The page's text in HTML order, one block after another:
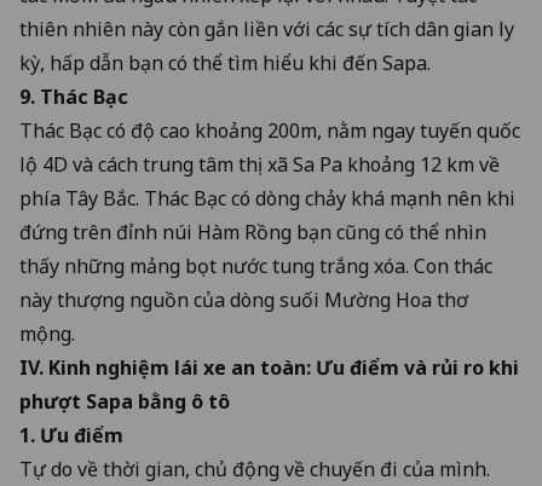
thiên nhiên này còn gắn liền với các sự tích dân gian ly
kỳ, hấp dẫn bạn có thể tìm hiểu khi đến Sapa.
9. Thác Bạc
Thác Bạc có độ cao khoảng 200m, nằm ngay tuyến quốc
lộ 4D và cách trung tâm thị xã Sa Pa khoảng 12 km về
phía Tây Bắc. Thác Bạc có dòng chảy khá mạnh nên khi
đứng trên đỉnh núi Hàm Rồng bạn cũng có thể nhìn
thấy những mảng bọt nước tung trắng xóa. Con thác
này thượng nguồn của dòng suối Mường Hoa thơ
mộng.
IV. Kinh nghiệm lái xe an toàn: Ưu điểm và rủi ro khi
phượt Sapa bằng ô tô
1. Ưu điểm
Tự do về thời gian, chủ động về chuyến đi của mình.